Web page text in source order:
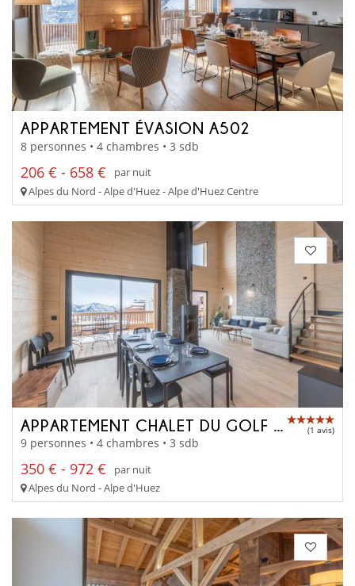
APPARTEMENT ÉVASION A502
8 personnes • 4 chambres • 3 sdb
206 € - 658 €
par nuit
Alpes du Nord - Alpe d'Huez - Alpe d'Huez Centre
APPARTEMENT CHALET DU GOLF A303 (1 avis)
9 personnes • 4 chambres • 3 sdb
350 € - 972 €
par nuit
Alpes du Nord - Alpe d'Huez